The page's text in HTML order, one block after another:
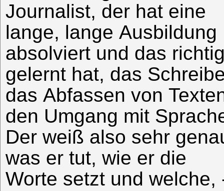
Journalist, der hat eine
lange, lange Ausbildung
absolviert und das
gelernt hat, das
das Abfassen von
den Umgang mit
Der weiß also sehr
was er tut, wie er die
Worte setzt und welche,